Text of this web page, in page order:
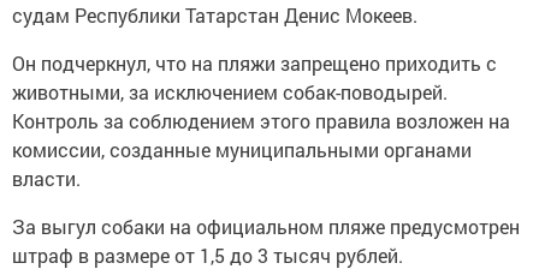
судам Республики Татарстан Денис Мокеев.
Он подчеркнул, что на пляжи запрещено приходить с
животными, за исключением собак-поводырей.
Контроль за соблюдением этого правила возложен на
комиссии, созданные муниципальными органами
власти.
За выгул собаки на официальном пляже предусмотрен
штраф в размере от 1,5 до 3 тысяч рублей.